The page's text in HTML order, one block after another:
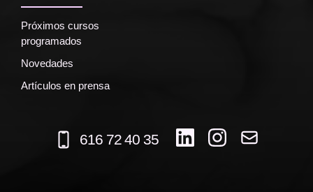
Próximos cursos
programados
Novedades
Artículos en prensa
616 72 40 35